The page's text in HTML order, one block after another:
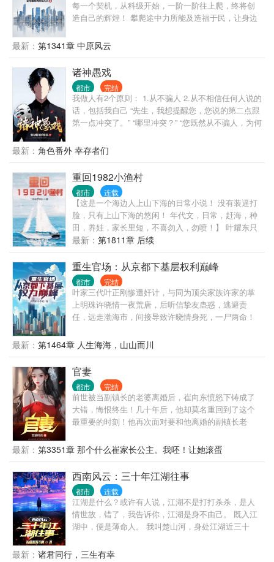
每一个契机，从科级开始，一阶一阶往上爬，终将创
造自己的辉煌！ 攀爬途中力所能及造福于民，让身边
如何在宦海中弄潮！ 第一次写，请大家见谅、包容，
适当给点鼓励！
最新： 第1341章 中原风云
诸神愚戏
都市 完结
我做人有2个原则： 1.从不骗人 2.从不相信任何人说的
话，包括我自己 “先生，我想提醒您，您说的第二点跟
第一点冲突了。” “哪里冲突？” “您既然从不骗人，为何
自己当人。” “？” ... 自我介绍一下，我叫程实，从不骗
人的程实。 什么，你没听说过我？ 没关系，你只是还
没被我骗过。 很快，你就会记得了。 ... 书名，其他均
为推广。 无系统，不无敌，非爽文，介意慎入 ...
最新： 角色番外 幸存者们
重回1982小渔村
都市 连载
【这是一个海边人上山下海的日常小说！ 没有装逼打
脸，只有上山下海的悠闲！ 年代文，日常，赶海，种
田，养娃，家长里短，不喜勿入，勿喷！】 叶耀东只
是睡不着觉，想着去甲板上吹吹风，尿个尿，没想到
掉海里回到了1982年。 还是那个熟悉的小渔村，只是
他已经不是年轻时候的他了。 混账了半辈子，这回他
想好好来过的，只是怎么一个个都不相信呢…… 上辈
子没出息，这辈子他也没什么大理想大志向，只想挽
回遗憾，跟老婆好好过日子，一家子平安喜乐就好。
【说明一下，改笔名了，原来是叫“一杯冰柠檬水”，现
在改为“米饭的米”】
最新： 第1811章 后续
重生官场：从京都下基层权利巅峰
都市 完结
叶家三代叶正刚惨遭奸计，与同为顶尖家族许家的掌
上明珠许晓情一夜荒唐，后听信挚友蛊惑，逃避责
任，远走渤海市，间接导致许晓情身死，一尸两命！
键时刻，许家在背后捅了刀子，进而让敌对家族有了
可乘之机，对叶家穷追猛打，导致矗立在金字塔顶端
的叶家大厦崩塌！ 而作为事件的主角，虽叶正刚逃得
了一时，却也没能逃得一世......
最新： 第1464章 人生海海，山山而川
官妻
都市 完结
前世被当副镇长的老婆离婚后，崔向东愤怒下铸成了
大错，悔恨终生！几十年后，他却莫名重回到了这个
最重要的时刻！他再次面对要和他离婚的副镇长老
最新： 第3351章 那个什么崔家长公主。我呸！让她滚蛋
西南风云：三十年江湖往事
都市 连载
江湖是什么？或许有人说，江湖不是打打杀杀，是人
情世故，错了，我告诉你，江湖是身不由己。 既入江
湖中，便是薄命人。 我叫楚山河，身处江湖近三十
徒，也曾在声势巅峰之时，整个西南无人争锋。 也曾
最新： 诸君同行，三生有幸